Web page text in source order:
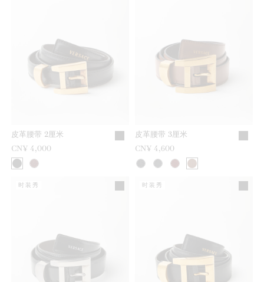
皮革腰带 2厘米
CN¥ 4,000
皮革腰带 3厘米
CN¥ 4,600
时装秀 时装秀